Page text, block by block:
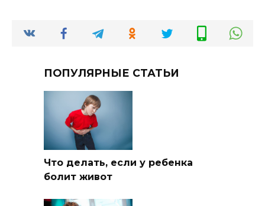
ПОПУЛЯРНЫЕ СТАТЬИ
Что делать, если у ребенка
болит живот